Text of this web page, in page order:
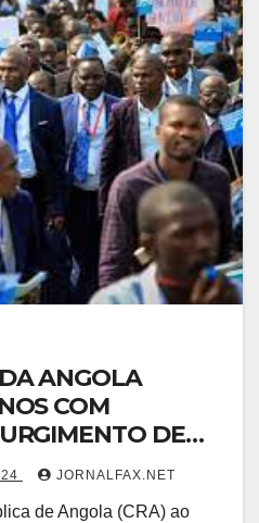
ANGOLA
COM
DE
POR
JORNALFAX.NET
de Angola (CRA) ao